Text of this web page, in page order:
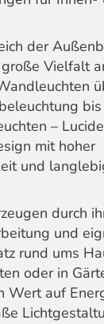
der
Vielfalt
bis
–
mit hoher
und
durch
und
rund ums
oder in
Wert auf